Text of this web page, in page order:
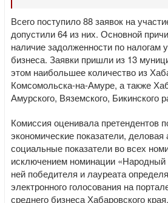
Всего поступило 88 заявок на
допустили 64 из них. Основной
наличие задолженности по налогам
бизнеса. Заявки пришли из 13
этом наибольшее количество из
Комсомольска-на-Амуре, а также
Амурского, Вяземского, Бикинского
Комиссия оценивала претендентов
экономические показатели, деловая
социальные показатели во всех
исключением номинации
ней победителя и лауреата
электронного голосования на
среднего бизнеса Хабаровского